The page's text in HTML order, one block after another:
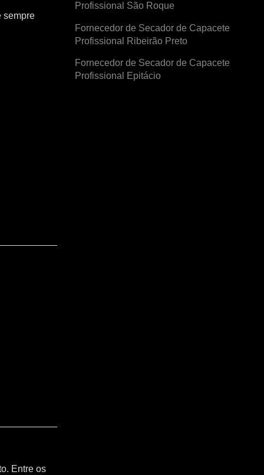
sempre
Entre os
Profissional São Roque
Fornecedor de Secador de Capacete
Profissional Ribeirão Preto
Fornecedor de Secador de Capacete
Profissional Epitácio